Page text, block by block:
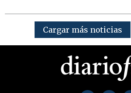
Cargar más noticias